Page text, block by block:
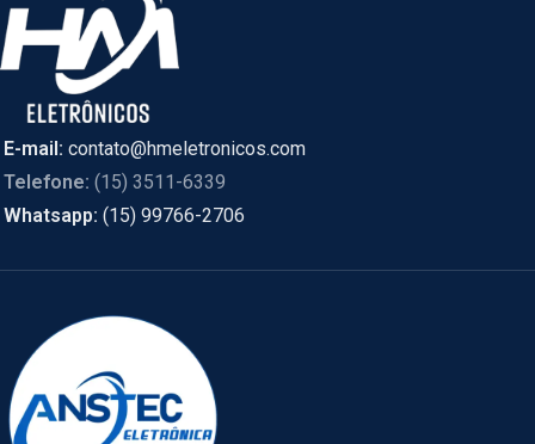
E-mail: contato@hmeletronicos.com
Telefone: (15) 3511-6339
Whatsapp: (15) 99766-2706